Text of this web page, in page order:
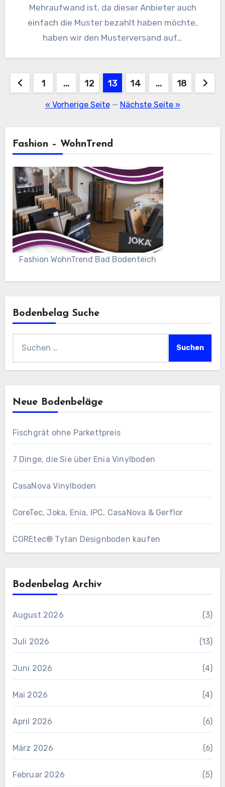
Mehraufwand ist, da dieser Anbieter auch
einfach die Muster bezahlt haben möchte,
haben wir den Musterversand auf…
Seitennummerierung
1 … 12 13 14 … 18
« Vorherige Seite— Nächste Seite »
Fashion – WohnTrend
Fashion WohnTrend Bad Bodenteich
Bodenbelag Suche
nach:
Neue Bodenbeläge
Fischgrät ohne Parkettpreis
7 Dinge, die Sie über Enia Vinylboden
CasaNova Vinylboden
CoreTec, Joka, Enia, IPC, CasaNova & Gerflor
COREtec® Tytan Designboden kaufen
Bodenbelag Archiv
August 2026 (3)
Juli 2026 (13)
Juni 2026 (4)
Mai 2026 (4)
April 2026 (6)
März 2026 (6)
Februar 2026 (5)